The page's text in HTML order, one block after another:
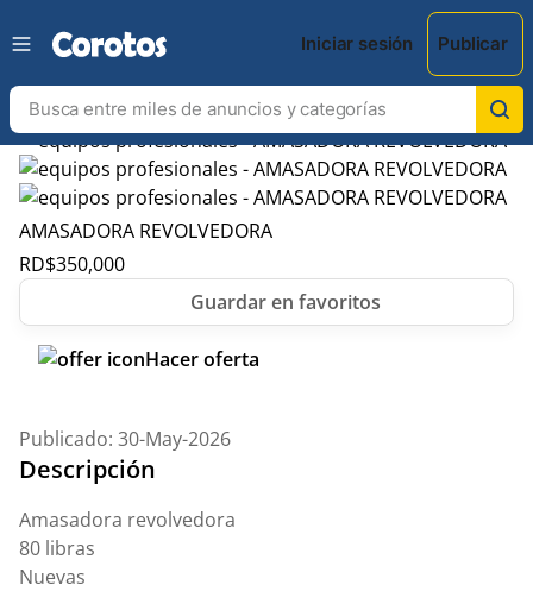
Iniciar sesión Publicar
AMASADORA REVOLVEDORA
RD$350,000
Hacer oferta
Publicado: 30-May-2026
Descripción
Amasadora revolvedora
80 libras
Nuevas